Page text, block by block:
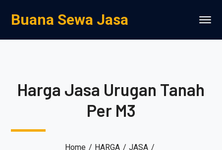
Buana Sewa Jasa
Harga Jasa Urugan Tanah
Per M3
Home HARGA
JASA